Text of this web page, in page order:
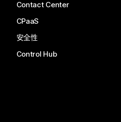
Contact Center
CPaaS
安全性
Control Hub